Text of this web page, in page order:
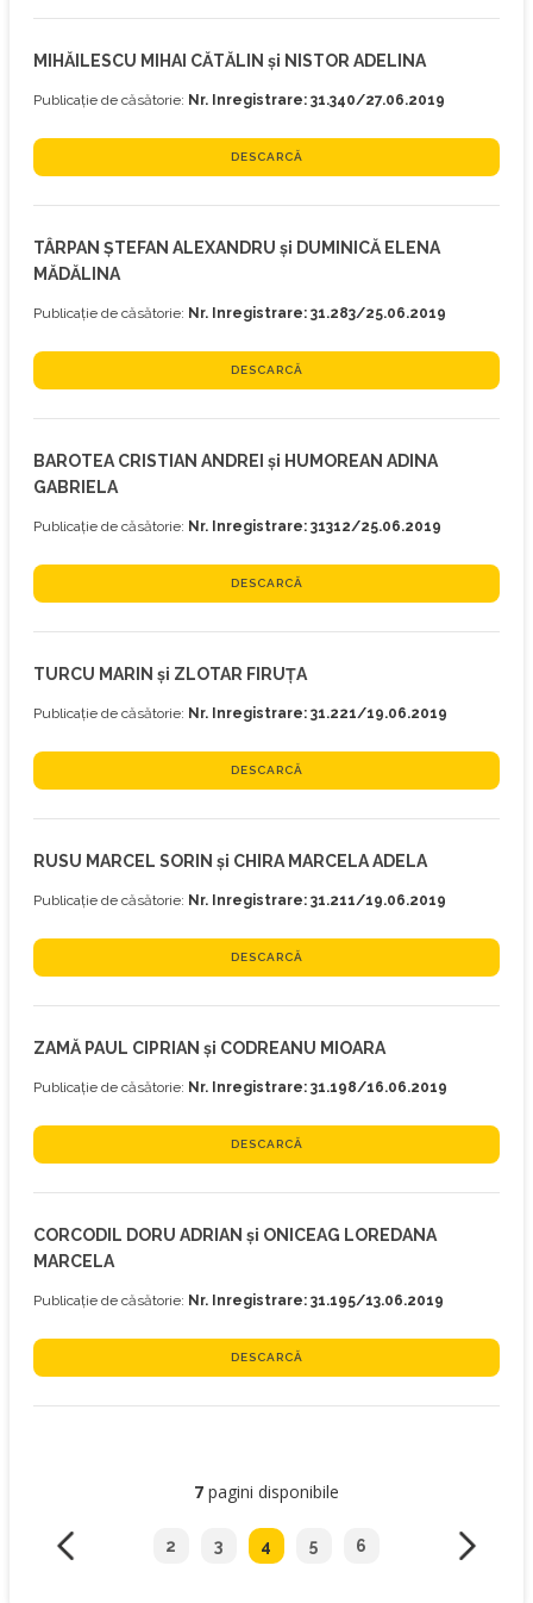
MIHĂILESCU MIHAI CĂTĂLIN și NISTOR ADELINA
Publicație de căsătorie: Nr. Inregistrare: 31.340/27.06.2019
DESCARCĂ
TÂRPAN ȘTEFAN ALEXANDRU și DUMINICĂ ELENA
MĂDĂLINA
Publicație de căsătorie: Nr. Inregistrare: 31.283/25.06.2019
DESCARCĂ
BAROTEA CRISTIAN ANDREI și HUMOREAN ADINA
GABRIELA
Publicație de căsătorie: Nr. Inregistrare: 31312/25.06.2019
DESCARCĂ
TURCU MARIN și ZLOTAR FIRUȚA
Publicație de căsătorie: Nr. Inregistrare: 31.221/19.06.2019
DESCARCĂ
RUSU MARCEL SORIN și CHIRA MARCELA ADELA
Publicație de căsătorie: Nr. Inregistrare: 31.211/19.06.2019
DESCARCĂ
ZAMĂ PAUL CIPRIAN și CODREANU MIOARA
Publicație de căsătorie: Nr. Inregistrare: 31.198/16.06.2019
DESCARCĂ
CORCODIL DORU ADRIAN și ONICEAG LOREDANA
MARCELA
Publicație de căsătorie: Nr. Inregistrare: 31.195/13.06.2019
DESCARCĂ
7 pagini disponibile
2 3 4 5 6